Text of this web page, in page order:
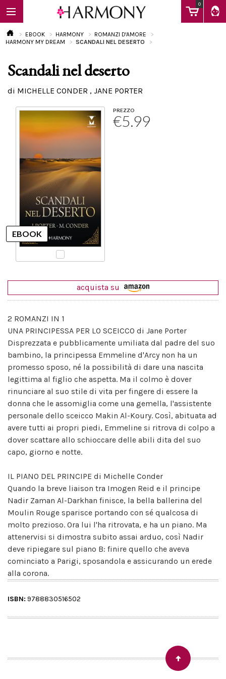
0
EBOOK
Calendario
EBOOK HARMONY
ROMANZI D'AMORE
HARMONY MY DREAM
SCANDALI NEL DESERTO
Scandali nel deserto
di MICHELLE CONDER , JANE PORTER
PREZZO
€5.99
acquista su
2 ROMANZI IN 1
UNA PRINCIPESSA PER LO SCEICCO di Jane Porter
Disprezzata e pubblicamente umiliata dal padre del suo
bambino, la principessa Emmeline d'Arcy non ha un
promesso sposo, né la possibilità di dare una nascita
legittima al figlio che aspetta. Ma il colmo è dover
rinunciare al suo stile di vita per fingere di essere la
donna che le assomiglia come una gemella, l'assistente
personale dello sceicco Makin Al-Koury. Così, abituata ad
avere tutti ai propri piedi, Emmeline si ritrova di colpo a
dover scattare allo schioccare delle abili dita del suo
capo, giorno e notte.
IL PIANO DEL PRINCIPE di Michelle Conder
Quando la breve liaison tra Imogen Reid e il principe
Nadir Zaman Al-Darkhan finisce, la bella ballerina del
Moulin Rouge sparisce portando con sé qualcosa di
molto prezioso. Ora lui l'ha ritrovata, e ha un piano. Ma
attenervisi si dimostra subito assai arduo, così Nadir
deve ripiegare sul piano B: finire quello che aveva
cominciato a Parigi, sposandola e assicurando un erede
alla corona.
ISBN: 9788830516502